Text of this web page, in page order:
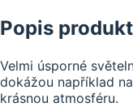
Popis
Velmi úsporné
dokážou například
krásnou atmosféru.